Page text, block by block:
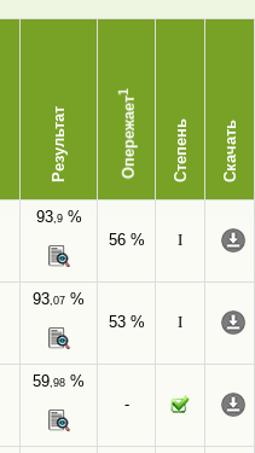
Результат Опережает
1
Степень Скачать
93,9%
56 %
I
93,07 %
53 %
I
59,98 %
-